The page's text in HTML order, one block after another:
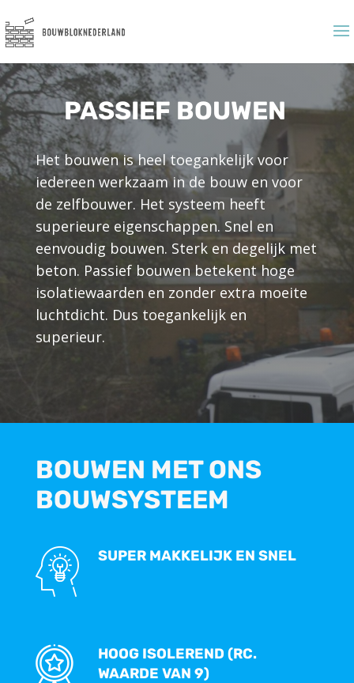
PASSIEF BOUWEN
Het bouwen is heel toegankelijk voor
iedereen werkzaam in de bouw en voor
de zelfbouwer. Het systeem heeft
superieure eigenschappen. Snel en
eenvoudig bouwen. Sterk en degelijk met
beton. Passief bouwen betekent hoge
isolatiewaarden en zonder extra moeite
luchtdicht. Dus toegankelijk en
superieur.
BOUWEN MET ONS
BOUWSYSTEEM
SUPER MAKKELIJK EN SNEL
HOOG ISOLEREND (RC.
WAARDE VAN 9)